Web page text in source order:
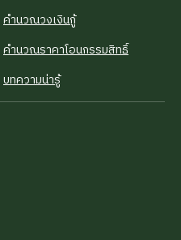
คำนวณวงเงินกู้
คำนวณราคาโอนกรรมสิทธิ์
บทความน่ารู้